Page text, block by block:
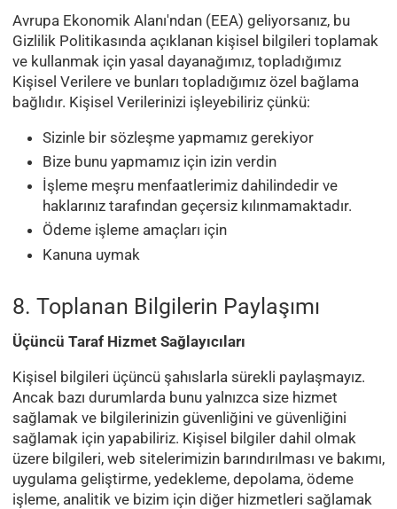
Avrupa Ekonomik Alanı'ndan (EEA) geliyorsanız, bu
Gizlilik Politikasında açıklanan kişisel bilgileri toplamak
ve kullanmak için yasal dayanağımız, topladığımız
Kişisel Verilere ve bunları topladığımız özel bağlama
bağlıdır. Kişisel Verilerinizi işleyebiliriz çünkü:
Sizinle bir sözleşme yapmamız gerekiyor
Bize bunu yapmamız için izin verdin
İşleme meşru menfaatlerimiz dahilindedir ve
haklarınız tarafından geçersiz kılınmamaktadır.
Ödeme işleme amaçları için
Kanuna uymak
8. Toplanan Bilgilerin Paylaşımı
Üçüncü Taraf Hizmet Sağlayıcıları
Kişisel bilgileri üçüncü şahıslarla sürekli paylaşmayız.
Ancak bazı durumlarda bunu yalnızca size hizmet
sağlamak ve bilgilerinizin güvenliğini ve güvenliğini
sağlamak için yapabiliriz. Kişisel bilgiler dahil olmak
üzere bilgileri, web sitelerimizin barındırılması ve bakımı,
uygulama geliştirme, yedekleme, depolama, ödeme
işleme, analitik ve bizim için diğer hizmetleri sağlamak